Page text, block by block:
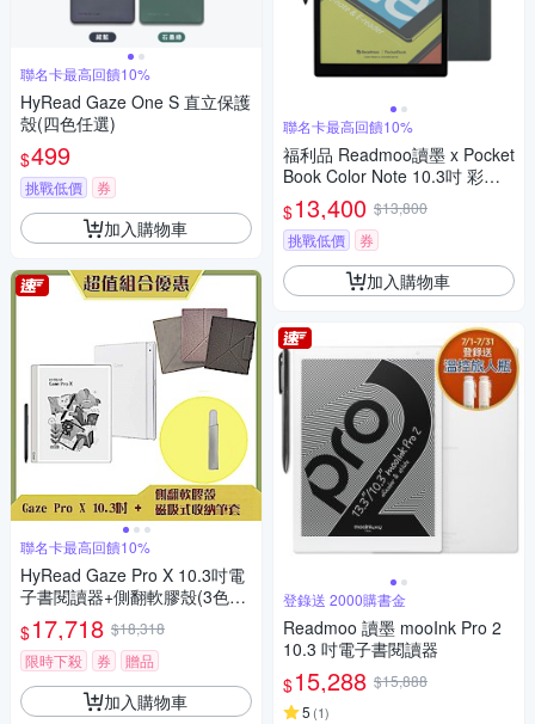
聯名卡最高回饋10%
HyRead Gaze One S 直立保護
殼(四色任選)
$499
挑戰低價 券
加入購物車
聯名卡最高回饋10%
HyRead Gaze Pro X 10.3吋電
子書閱讀器+側翻軟膠殼(3色任
選)+磁吸筆套 (組合)
$17,718 $18,318
限時下殺
券 贈品
加入購物車
聯名卡最高回饋10%
福利品 Readmoo讀墨 x Pocket
Book Color Note 10.3吋 彩色
電子紙平板
$13,400 $13,800
挑戰低價
券
加入購物車
登錄送 2000購書金
Readmoo 讀墨 mooInk Pro 2
10.3 吋電子書閱讀器
$15,288 $15,888
5 (1)